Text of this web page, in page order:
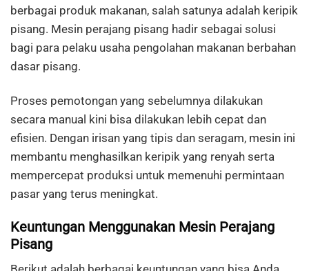
berbagai produk makanan, salah satunya adalah keripik
pisang. Mesin perajang pisang hadir sebagai solusi
bagi para pelaku usaha pengolahan makanan berbahan
dasar pisang.
Proses pemotongan yang sebelumnya dilakukan
secara manual kini bisa dilakukan lebih cepat dan
efisien. Dengan irisan yang tipis dan seragam, mesin ini
membantu menghasilkan keripik yang renyah serta
mempercepat produksi untuk memenuhi permintaan
pasar yang terus meningkat.
Keuntungan Menggunakan Mesin Perajang
Pisang